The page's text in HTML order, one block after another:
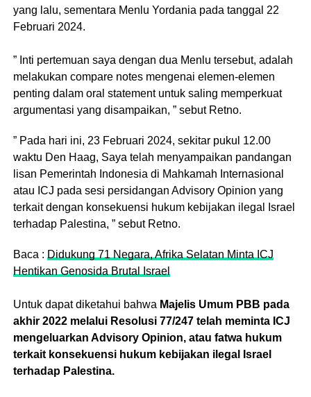
yang lalu, sementara Menlu Yordania pada tanggal 22
Februari 2024.
” Inti pertemuan saya dengan dua Menlu tersebut, adalah
melakukan compare notes mengenai elemen-elemen
penting dalam oral statement untuk saling memperkuat
argumentasi yang disampaikan, ” sebut Retno.
” Pada hari ini, 23 Februari 2024, sekitar pukul 12.00
waktu Den Haag, Saya telah menyampaikan pandangan
lisan Pemerintah Indonesia di Mahkamah Internasional
atau ICJ pada sesi persidangan Advisory Opinion yang
terkait dengan konsekuensi hukum kebijakan ilegal Israel
terhadap Palestina, ” sebut Retno.
Baca : Didukung 71 Negara, Afrika Selatan Minta ICJ
Hentikan Genosida Brutal Israel
Untuk dapat diketahui bahwa Majelis Umum PBB pada
akhir 2022 melalui Resolusi 77/247 telah meminta ICJ
mengeluarkan Advisory Opinion, atau fatwa hukum
terkait konsekuensi hukum kebijakan ilegal Israel
terhadap Palestina.